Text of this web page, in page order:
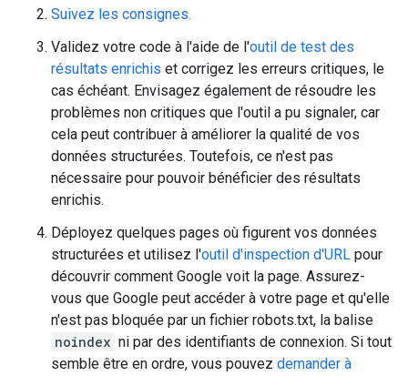
Suivez les consignes.
Validez votre code à l'aide de l'outil de test des
résultats enrichis et corrigez les erreurs critiques, le
cas échéant. Envisagez également de résoudre les
problèmes non critiques que l'outil a pu signaler, car
cela peut contribuer à améliorer la qualité de vos
données structurées. Toutefois, ce n'est pas
nécessaire pour pouvoir bénéficier des résultats
enrichis.
Déployez quelques pages où figurent vos données
structurées et utilisez l'outil d'inspection d'URL pour
découvrir comment Google voit la page. Assurez-
vous que Google peut accéder à votre page et qu'elle
n'est pas bloquée par un fichier robots.txt, la balise
noindex ni par des identifiants de connexion. Si tout
semble être en ordre, vous pouvez demander à